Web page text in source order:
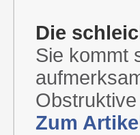
Die
Sie kommt
Zum